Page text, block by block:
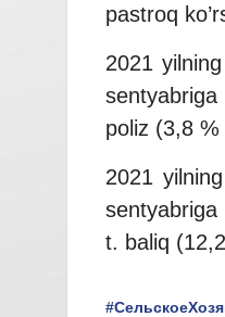
pastroq
2021
poliz (3,8
2021
sentyabriga
t. baliq